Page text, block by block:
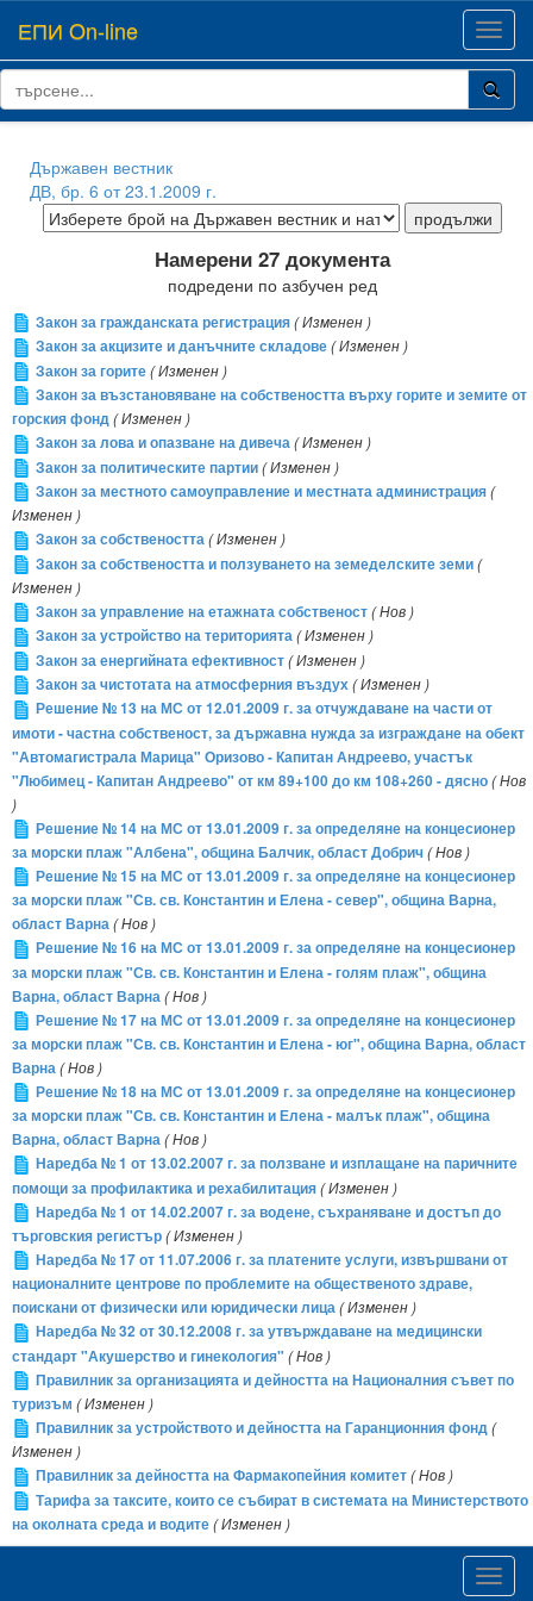
ЕПИ On-line
Държавен вестник
ДВ, бр. 6 от 23.1.2009 г.
Намерени 27 документа
подредени по азбучен ред
Закон за гражданската регистрация( Изменен )
Закон за акцизите и данъчните складове( Изменен )
Закон за горите( Изменен )
Закон за възстановяване на собствеността върху горите и земите от
горския фонд( Изменен )
Закон за лова и опазване на дивеча( Изменен )
Закон за политическите партии( Изменен )
Закон за местното самоуправление и местната администрация(
Изменен )
Закон за собствеността( Изменен )
Закон за собствеността и ползуването на земеделските земи(
Изменен )
Закон за управление на етажната собственост( Нов )
Закон за устройство на територията( Изменен )
Закон за енергийната ефективност( Изменен )
Закон за чистотата на атмосферния въздух( Изменен )
Решение № 13 на МС от 12.01.2009 г. за отчуждаване на части от
имоти - частна собственост, за държавна нужда за изграждане на обект
"Автомагистрала Марица" Оризово - Капитан Андреево, участък
"Любимец - Капитан Андреево" от км 89+100 до км 108+260 - дясно( Нов
)
Решение № 14 на МС от 13.01.2009 г. за определяне на концесионер
за морски плаж "Албена", община Балчик, област Добрич( Нов )
Решение № 15 на МС от 13.01.2009 г. за определяне на концесионер
за морски плаж "Св. св. Константин и Елена - север", община Варна,
област Варна( Нов )
Решение № 16 на МС от 13.01.2009 г. за определяне на концесионер
за морски плаж "Св. св. Константин и Елена - голям плаж", община
Варна, област Варна( Нов )
Решение № 17 на МС от 13.01.2009 г. за определяне на концесионер
за морски плаж "Св. св. Константин и Елена - юг", община Варна, област
Варна( Нов )
Решение № 18 на МС от 13.01.2009 г. за определяне на концесионер
за морски плаж "Св. св. Константин и Елена - малък плаж", община
Варна, област Варна( Нов )
Наредба № 1 от 13.02.2007 г. за ползване и изплащане на паричните
помощи за профилактика и рехабилитация( Изменен )
Наредба № 1 от 14.02.2007 г. за водене, съхраняване и достъп до
търговския регистър( Изменен )
Наредба № 17 от 11.07.2006 г. за платените услуги, извършвани от
националните центрове по проблемите на общественото здраве,
поискани от физически или юридически лица( Изменен )
Наредба № 32 от 30.12.2008 г. за утвърждаване на медицински
стандарт "Акушерство и гинекология" ( Нов )
Правилник за организацията и дейността на Националния съвет по
туризъм ( Изменен )
Правилник за устройството и дейността на Гаранционния фонд(
Изменен )
Правилник за дейността на Фармакопейния комитет( Нов )
Тарифа за таксите, които се събират в системата на Министерството
на околната среда и водите( Изменен )